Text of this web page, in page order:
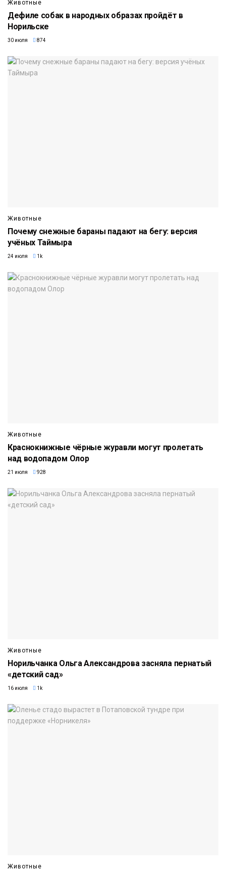
Животные
Дефиле собак в народных образах пройдёт в
Норильске
30 июля 874
Животные
Почему снежные бараны падают на бегу: версия
учёных Таймыра
24 июля 1k
Животные
Краснокнижные чёрные журавли могут пролетать
над водопадом Олор
21 июля 928
Животные
Норильчанка Ольга Александрова засняла пернатый
«детский сад»
16 июля 1k
Животные